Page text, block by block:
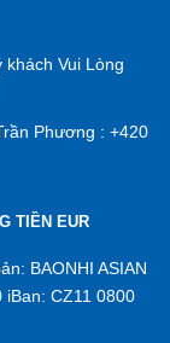
Vui Lòng
Phương : +420
TIỀN EUR
BAONHI ASIAN
iBan: CZ11 0800